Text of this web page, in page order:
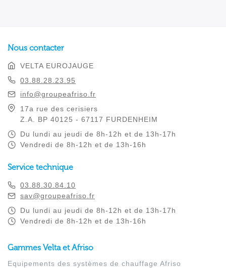
Nous contacter
VELTA EUROJAUGE
03.88.28.23.95
info@groupeafriso.fr
17a rue des cerisiers
Z.A. BP 40125 - 67117 FURDENHEIM
Du lundi au jeudi de 8h-12h et de 13h-17h
Vendredi de 8h-12h et de 13h-16h
Service technique
03.88.30.84.10
sav@groupeafriso.fr
Du lundi au jeudi de 8h-12h et de 13h-17h
Vendredi de 8h-12h et de 13h-16h
Gammes Velta et Afriso
Equipements des systèmes de chauffage Afriso